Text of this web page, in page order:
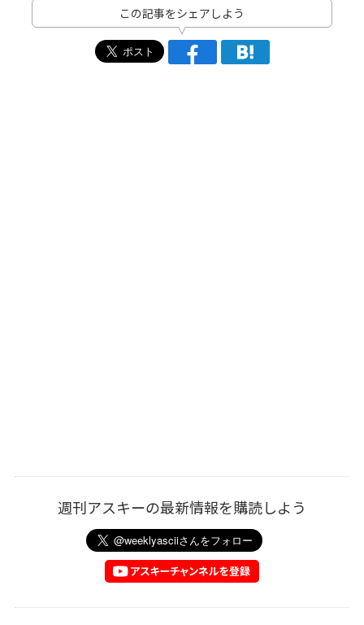
この記事をシェアしよう
週刊アスキーの最新情報を購読しよう